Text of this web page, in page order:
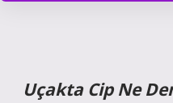
Uçakta Cip Ne